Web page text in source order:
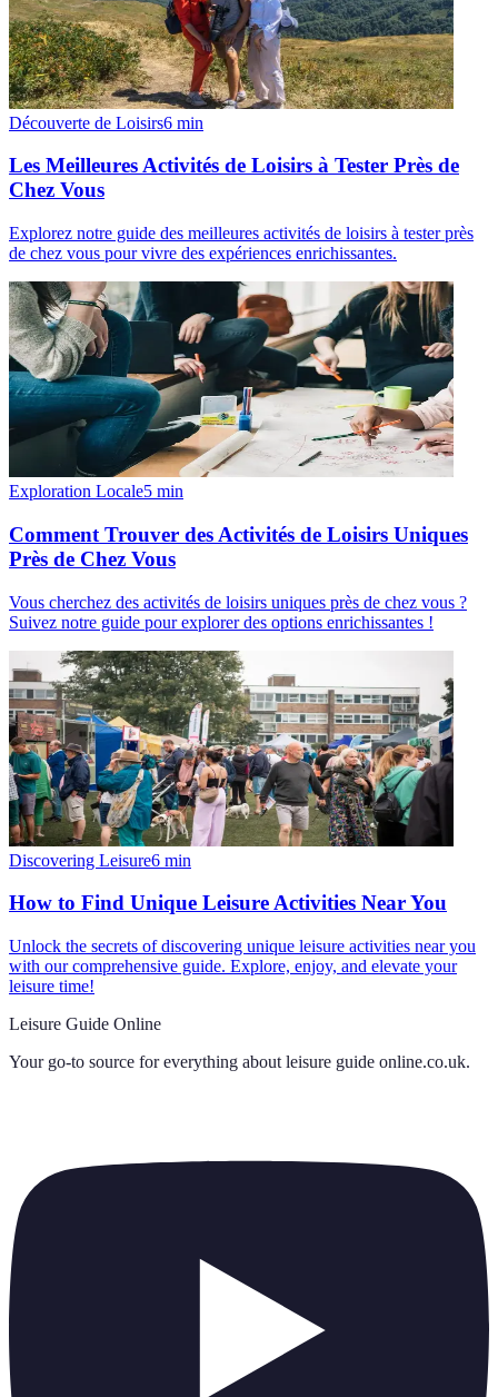
Découverte de Loisirs6 min
Les Meilleures Activités de Loisirs à Tester Près de
Chez Vous
Explorez notre guide des meilleures activités de loisirs à tester près
de chez vous pour vivre des expériences enrichissantes.
Exploration Locale5 min
Comment Trouver des Activités de Loisirs Uniques
Près de Chez Vous
Vous cherchez des activités de loisirs uniques près de chez vous ?
Suivez notre guide pour explorer des options enrichissantes !
Discovering Leisure6 min
How to Find Unique Leisure Activities Near You
Unlock the secrets of discovering unique leisure activities near you
with our comprehensive guide. Explore, enjoy, and elevate your
leisure time!
Leisure Guide Online
Your go-to source for everything about leisure guide online.co.uk.